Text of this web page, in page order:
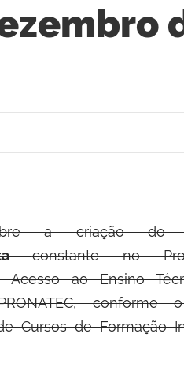
a criação
constante no
Acesso ao Ensino
conforme
Cursos de Formação